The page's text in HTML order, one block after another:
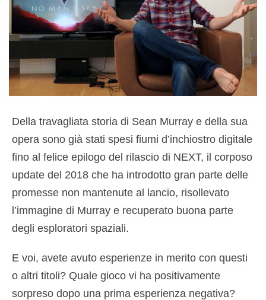
Della travagliata storia di Sean Murray e della sua
opera sono già stati spesi fiumi d’inchiostro digitale
fino al felice epilogo del rilascio di NEXT, il corposo
update del 2018 che ha introdotto gran parte delle
promesse non mantenute al lancio, risollevato
l’immagine di Murray e recuperato buona parte
degli esploratori spaziali.
E voi, avete avuto esperienze in merito con questi
o altri titoli? Quale gioco vi ha positivamente
sorpreso dopo una prima esperienza negativa?